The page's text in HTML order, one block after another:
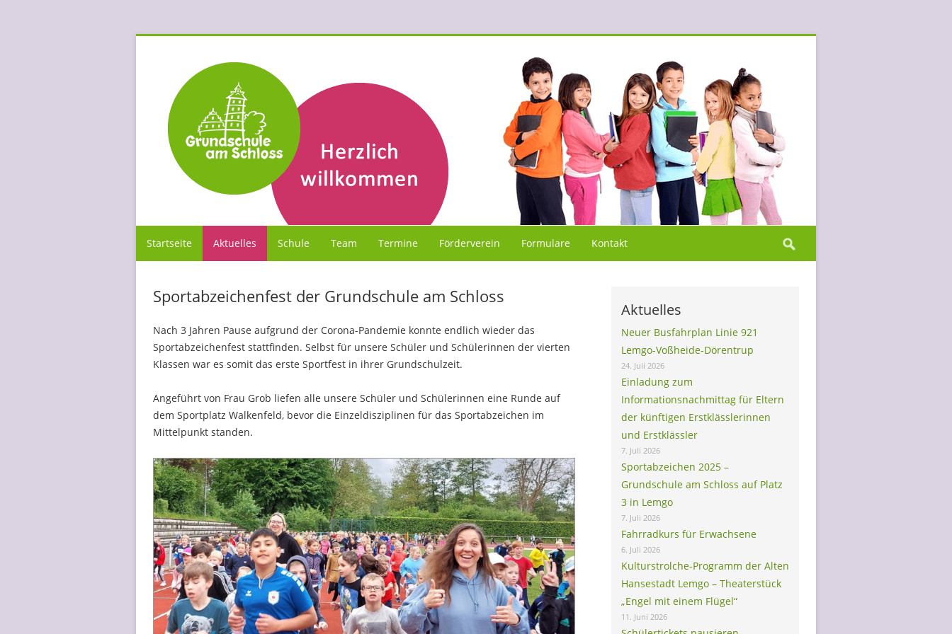
Startseite Aktuelles Schule Team Termine Förderverein Formulare Kontakt
Suchen
nach:
Sportabzeichenfest der Grundschule am Schloss
Nach 3 Jahren Pause aufgrund der Corona-Pandemie konnte endlich wieder das
Sportabzeichenfest stattfinden. Selbst für unsere Schüler und Schülerinnen der vierten
Klassen war es somit das erste Sportfest in ihrer Grundschulzeit.
Angeführt von Frau Grob liefen alle unsere Schüler und Schülerinnen eine Runde auf
dem Sportplatz Walkenfeld, bevor die Einzeldisziplinen für das Sportabzeichen im
Mittelpunkt standen.
Aktuelles
Neuer Busfahrplan Linie 921
Lemgo-Voßheide-Dörentrup
24. Juli 2026
Einladung zum
Informationsnachmittag für Eltern
der künftigen Erstklässlerinnen
und Erstklässler
7. Juli 2026
Sportabzeichen 2025 –
Grundschule am Schloss auf Platz
3 in Lemgo
7. Juli 2026
Fahrradkurs für Erwachsene
6. Juli 2026
Kulturstrolche-Programm der Alten
Hansestadt Lemgo – Theaterstück
„Engel mit einem Flügel“
11. Juni 2026